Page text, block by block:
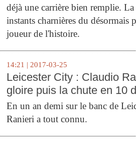
déjà une carrière bien remplie.
instants charnières du désormais
joueur de l'histoire.
14:21 | 2017-03-25
Leicester City : Claudio
gloire puis la chute en 10
En un an demi sur le banc de
Ranieri a tout connu.